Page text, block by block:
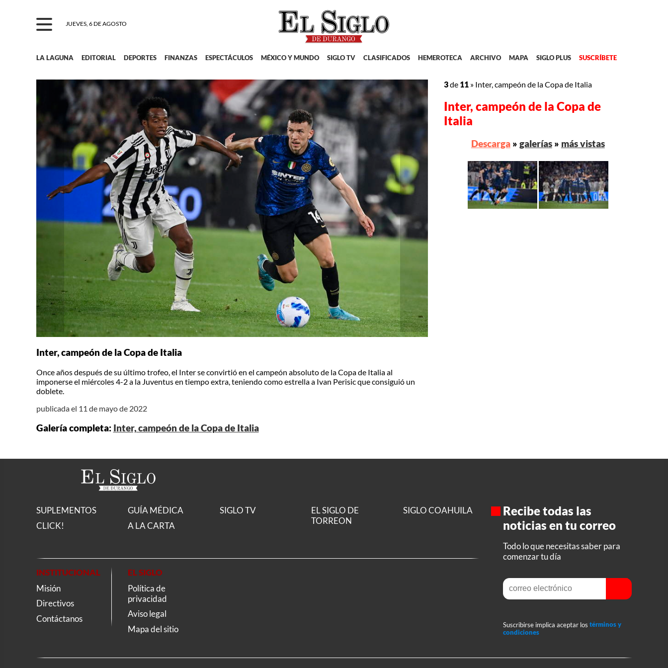
JUEVES, 6 DE AGOSTO
LA LAGUNA EDITORIAL DEPORTES FINANZAS ESPECTÁCULOS MÉXICO Y MUNDO SIGLO TV CLASIFICADOS HEMEROTECA ARCHIVO MAPA SIGLO PLUS SUSCRÍBETE
Inter, campeón de la Copa de Italia
Once años después de su último trofeo, el Inter se convirtió en el campeón absoluto de la Copa de Italia al
imponerse el miércoles 4-2 a la Juventus en tiempo extra, teniendo como estrella a Ivan Perisic que consiguió un
doblete.
publicada el 11 de mayo de 2022
Galería completa: Inter, campeón de la Copa de Italia
3de 11 » Inter, campeón de la Copa de Italia
Inter, campeón de la Copa de
Italia
Descarga» galerías» más vistas
SUPLEMENTOS
CLICK!
GUÍA MÉDICA
A LA CARTA
SIGLO TV
EL SIGLO DE
TORREON
SIGLO COAHUILA
INSTITUCIONAL
Misión
Directivos
Contáctanos
EL SIGLO
Política de
privacidad
Aviso legal
Mapa del sitio
Recibe todas las
noticias en tu correo
Todo lo que necesitas saber para
comenzar tu día
Suscribirse implica aceptar los términos y
condiciones